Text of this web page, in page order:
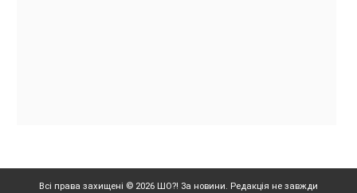
Всі права захищені © 2026 ШО?! За новини. Редакція не завжди